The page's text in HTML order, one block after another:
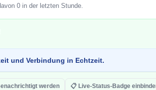
0 in der letzten Stunde.
und Verbindung in Echtzeit.
werden 📋 Live-Status-Badge